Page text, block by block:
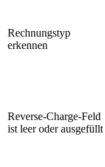
Rechnungstyp
erkennen
Reverse-Charge-Feld
ist leer oder ausgefüllt